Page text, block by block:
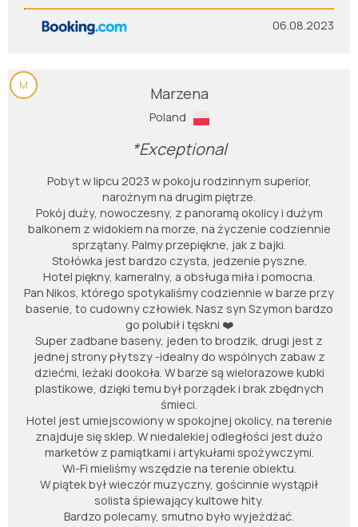
06.08.2023
M Marzena
Poland
*Exceptional
Pobyt w lipcu 2023 w pokoju rodzinnym superior,
narożnym na drugim piętrze.
Pokój duży, nowoczesny, z panoramą okolicy i dużym
balkonem z widokiem na morze, na życzenie codziennie
sprzątany. Palmy przepiękne, jak z bajki.
Stołówka jest bardzo czysta, jedzenie pyszne.
Hotel piękny, kameralny, a obsługa miła i pomocna.
Pan Nikos, którego spotykaliśmy codziennie w barze przy
basenie, to cudowny człowiek. Nasz syn Szymon bardzo
go polubił i tęskni ❤️
Super zadbane baseny, jeden to brodzik, drugi jest z
jednej strony płytszy -idealny do wspólnych zabaw z
dziećmi, leżaki dookoła. W barze są wielorazowe kubki
plastikowe, dzięki temu był porządek i brak zbędnych
śmieci.
Hotel jest umiejscowiony w spokojnej okolicy, na terenie
znajduje się sklep. W niedalekiej odległości jest dużo
marketów z pamiątkami i artykułami spożywczymi.
Wi-Fi mieliśmy wszędzie na terenie obiektu.
W piątek był wieczór muzyczny, gościnnie wystąpił
solista śpiewający kultowe hity.
Bardzo polecamy, smutno było wyjeżdżać.